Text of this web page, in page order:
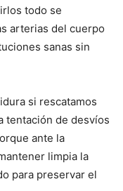
todo se
arterias del cuerpo
sanas sin
si rescatamos
tentación de desvíos
ante la
limpia la
para preservar el